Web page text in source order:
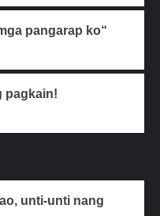
pangarap ko“
pagkain!
unti-unti nang